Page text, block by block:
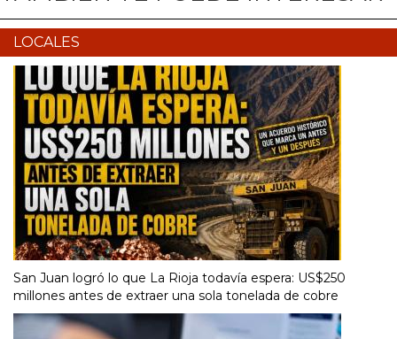
LOCALES
San Juan logró lo que La Rioja todavía espera: US$250
millones antes de extraer una sola tonelada de cobre